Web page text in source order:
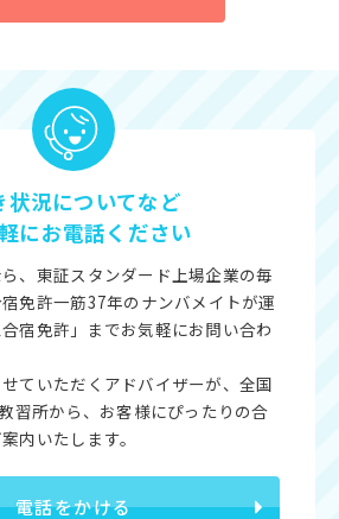
状況についてなど
にお電話ください
、東証スタンダード上場企業の毎
免許一筋37年のナンバメイトが運
宿免許」までお気軽にお問い合わ
ていただくアドバイザーが、全国
習所から、お客様にぴったりの合
内いたします。
電話をかける